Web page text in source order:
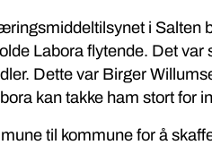
i Salten
Labora flytende. Det
Dette var Birger
kan takke ham stort for
til kommune for å